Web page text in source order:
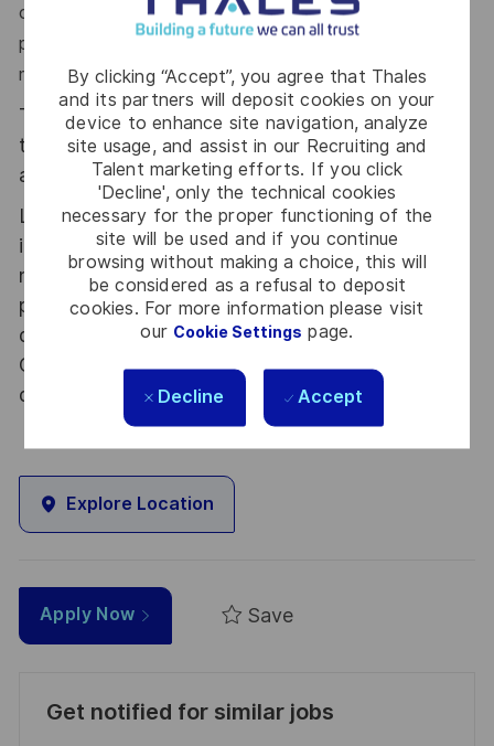
By clicking “Accept”, you agree that Thales
and its partners will deposit cookies on your
device to enhance site navigation, analyze
site usage, and assist in our Recruiting and
Talent marketing efforts. If you click
'Decline', only the technical cookies
necessary for the proper functioning of the
site will be used and if you continue
browsing without making a choice, this will
be considered as a refusal to deposit
cookies. For more information please visit
our Cookie Settings page.
Decline Accept
challenges en matière de cyber sécurité. Vous aimez
partager vos connaissances et travailler en équipe
multi-métier ? Ce poste est fait pour vous".
Thales, entreprise Handi-Engagée, reconnait
tous les talents. La diversité est notre meilleur
atout. Postulez et rejoignez nous !
Le poste pouvant nécessiter d'accéder à des
informations relevant du secret de la défense
nationale, la personne retenue fera l'objet d'une
procédure d’habilitation, conformément aux
dispositions des articles R.2311-1 et suivants du
Code de la défense et de l’IGI 1300 SGDSN/PSE
du 09 août 2021.
Explore Location
Apply Now Save
Get notified for similar jobs